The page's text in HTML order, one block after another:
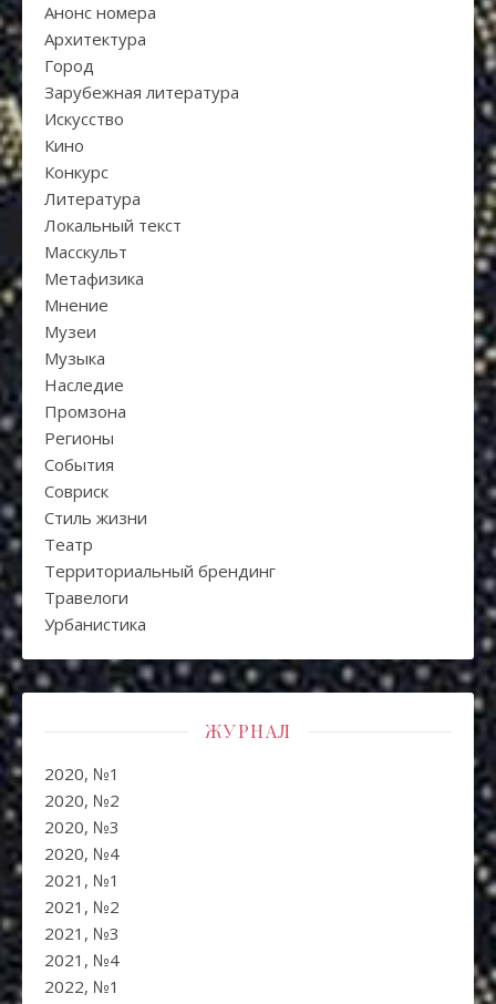
Анонс номера
Архитектура
Город
Зарубежная литература
Искуcство
Кино
Конкурс
Литература
Локальный текст
Масскульт
Метафизика
Мнение
Музеи
Музыка
Наследие
Промзона
Регионы
События
Совриск
Стиль жизни
Театр
Территориальный брендинг
Травелоги
Урбанистика
ЖУРНАЛ
2020, №1
2020, №2
2020, №3
2020, №4
2021, №1
2021, №2
2021, №3
2021, №4
2022, №1